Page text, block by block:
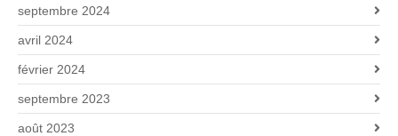
septembre 2024
avril 2024
février 2024
septembre 2023
août 2023